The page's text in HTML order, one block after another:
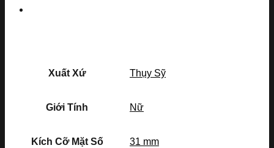
Xuất Xứ Thụy Sỹ
Giới Tính Nữ
Kích Cỡ Mặt Số 31 mm